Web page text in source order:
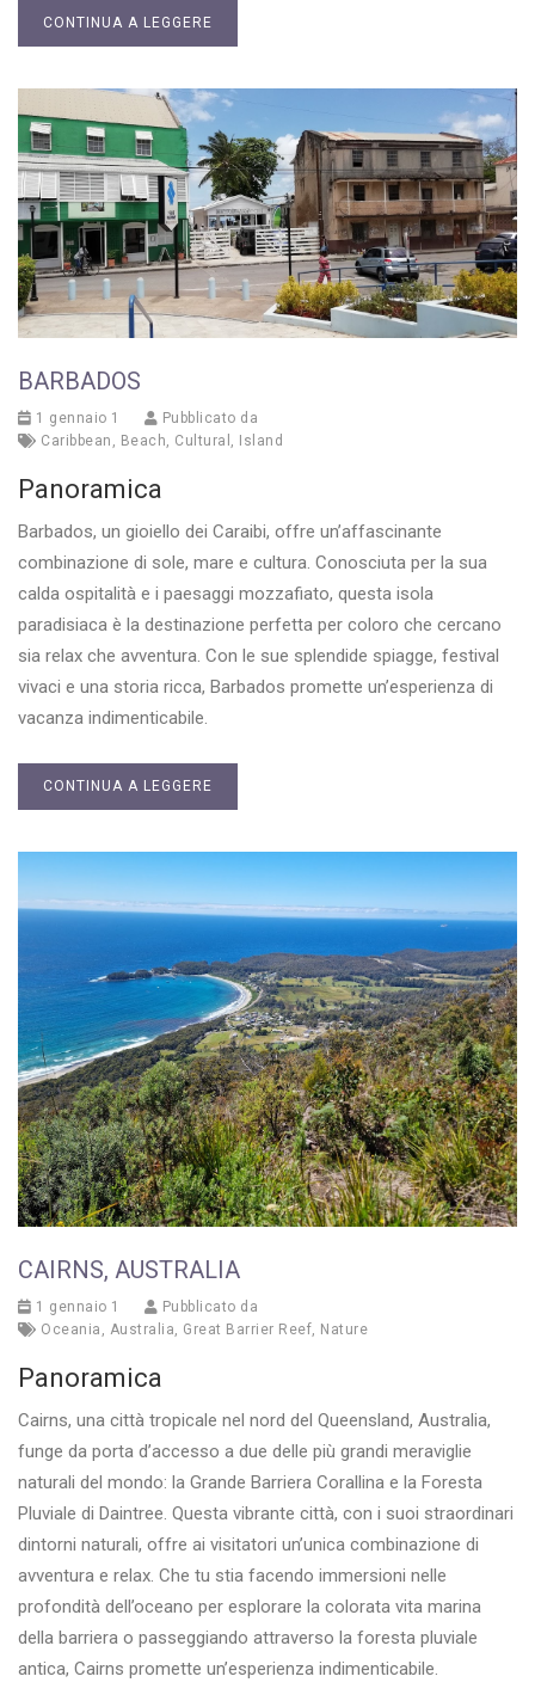
CONTINUA A LEGGERE
BARBADOS
1 gennaio 1
Pubblicato da
Caribbean , Beach, Cultural , Island
Panoramica
Barbados, un gioiello dei Caraibi, offre un’affascinante
combinazione di sole, mare e cultura. Conosciuta per la sua
calda ospitalità e i paesaggi mozzafiato, questa isola
paradisiaca è la destinazione perfetta per coloro che cercano
sia relax che avventura. Con le sue splendide spiagge, festival
vivaci e una storia ricca, Barbados promette un’esperienza di
vacanza indimenticabile.
CONTINUA A LEGGERE
CAIRNS, AUSTRALIA
1 gennaio 1
Pubblicato da
Oceania , Australia, Great Barrier Reef, Nature
Panoramica
Cairns, una città tropicale nel nord del Queensland, Australia,
funge da porta d’accesso a due delle più grandi meraviglie
naturali del mondo: la Grande Barriera Corallina e la Foresta
Pluviale di Daintree. Questa vibrante città, con i suoi straordinari
dintorni naturali, offre ai visitatori un’unica combinazione di
avventura e relax. Che tu stia facendo immersioni nelle
profondità dell’oceano per esplorare la colorata vita marina
della barriera o passeggiando attraverso la foresta pluviale
antica, Cairns promette un’esperienza indimenticabile.